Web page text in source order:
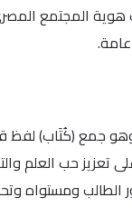
المجتمع
جمع (كُتَاب) لفظ
تعزيز حب العلم
ومستواه